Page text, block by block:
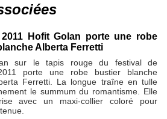
Hofit Golan porte une robe
Alberta Ferretti
sur le tapis rouge du festival de
porte une robe bustier blanche
Ferretti. La longue traîne en tulle
le summum du romantisme. Elle
avec un maxi-collier coloré pour